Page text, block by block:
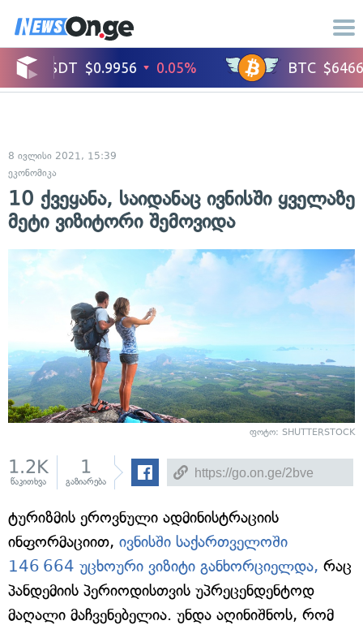
8 ივლისი 2021, 15:39
ეკონომიკა
10 ქვეყანა, საიდანაც ივნისში ყველაზე
მეტი ვიზიტორი შემოვიდა
ფოტო: SHUTTERSTOCK
1.2K
წაკითხვა
1
გაზიარება
ტურიზმის ეროვნული ადმინისტრაციის
ინფორმაციით, ივნისში საქართველოში
146 664 უცხოური ვიზიტი განხორციელდა, რაც
პანდემიის პერიოდისთვის უპრეცენდენტოდ
მაღალი მაჩვენებელია. უნდა აღინიშნოს, რომ